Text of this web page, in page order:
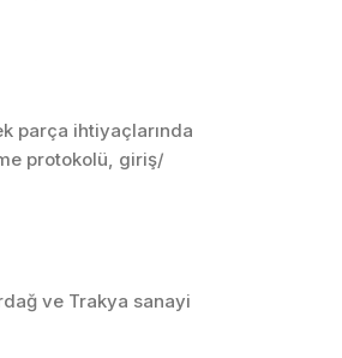
Hareket
parça ihtiyaçlarında
protokolü, giriş/
ve Trakya sanayi